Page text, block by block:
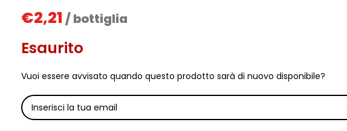
€2,21 / bottiglia
Esaurito
Vuoi essere avvisato quando questo prodotto sarà di nuovo disponibile?